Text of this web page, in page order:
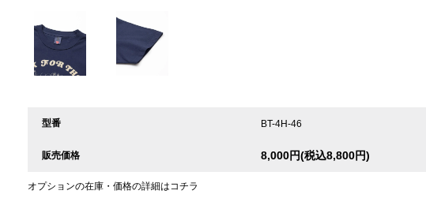
型番 BT-4H-46
販売価格 8,000円(税込8,800円)
オプションの在庫・価格の詳細はコチラ